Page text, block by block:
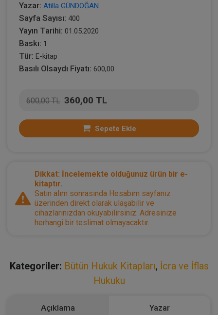
Yazar: Atilla GÜNDOĞAN
Sayfa Sayısı: 400
Yayın Tarihi: 01.05.2020
Baskı: 1
Tür: E-kitap
Basılı Olsaydı Fiyatı: 600,00
600,00 TL 360,00 TL
Sepete Ekle
Dikkat: İncelemekte olduğunuz ürün bir e-
kitaptır.
Satın alım sonrasında Hesabım sayfanız
üzerinden direkt olarak ulaşabilir ve
cihazlarınızdan okuyabilirsiniz. Adresinize
herhangi bir teslimat olmayacaktır.
Kategoriler: Bütün Hukuk Kitapları, İcra ve İflas
Hukuku
Açıklama Yazar